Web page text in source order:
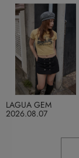
2026.08.07
LAGUA GEM